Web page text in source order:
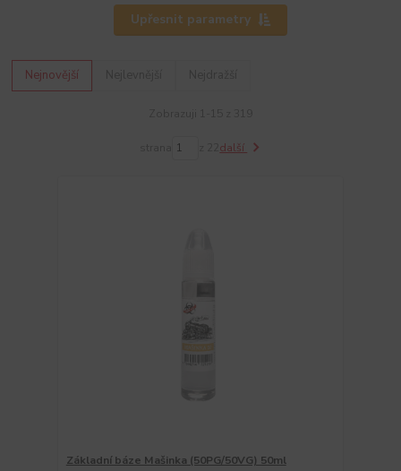
Upřesnit parametry
Nejnovější
další
Základní báze Mašinka (50PG/50VG) 50ml